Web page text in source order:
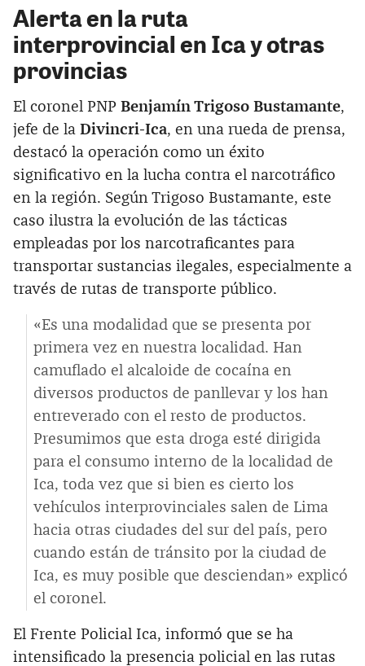
Alerta en la ruta
interprovincial en Ica y otras
provincias
El coronel PNP Benjamín Trigoso Bustamante,
jefe de la Divincri-Ica, en una rueda de prensa,
destacó la operación como un éxito
significativo en la lucha contra el narcotráfico
en la región. Según Trigoso Bustamante, este
caso ilustra la evolución de las tácticas
empleadas por los narcotraficantes para
transportar sustancias ilegales, especialmente a
través de rutas de transporte público.
«Es una modalidad que se presenta por
primera vez en nuestra localidad. Han
camuflado el alcaloide de cocaína en
diversos productos de panllevar y los han
entreverado con el resto de productos.
Presumimos que esta droga esté dirigida
para el consumo interno de la localidad de
Ica, toda vez que si bien es cierto los
vehículos interprovinciales salen de Lima
hacia otras ciudades del sur del país, pero
cuando están de tránsito por la ciudad de
Ica, es muy posible que desciendan» explicó
el coronel.
El Frente Policial Ica, informó que se ha
intensificado la presencia policial en las rutas